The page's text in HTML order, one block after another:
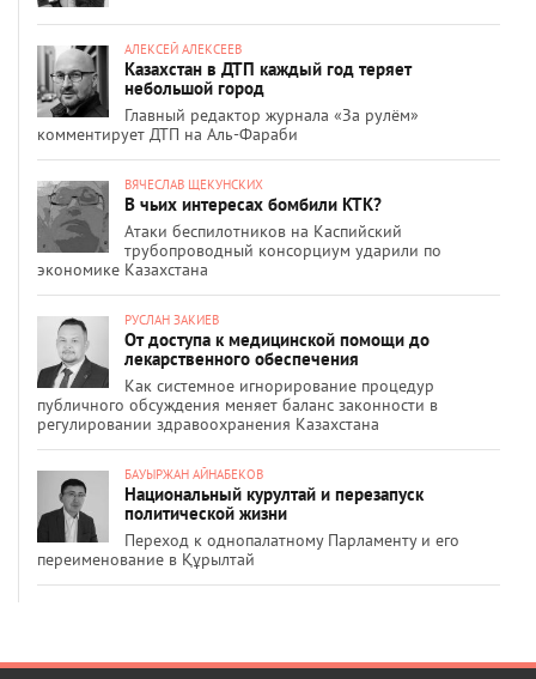
АЛЕКСЕЙ АЛЕКСЕЕВ
Казахстан в ДТП каждый год теряет
небольшой город
Главный редактор журнала «За рулём»
комментирует ДТП на Аль-Фараби
ВЯЧЕСЛАВ ЩЕКУНСКИХ
В чьих интересах бомбили КТК?
Атаки беспилотников на Каспийский
трубопроводный консорциум ударили по
экономике Казахстана
РУСЛАН ЗАКИЕВ
От доступа к медицинской помощи до
лекарственного обеспечения
Как системное игнорирование процедур
публичного обсуждения меняет баланс законности в
регулировании здравоохранения Казахстана
БАУЫРЖАН АЙНАБЕКОВ
Национальный курултай и перезапуск
политической жизни
Переход к однопалатному Парламенту и его
переименование в Құрылтай